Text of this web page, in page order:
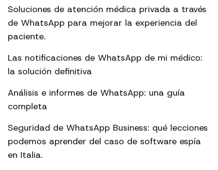
Soluciones de atención médica privada a través
de WhatsApp para mejorar la experiencia del
paciente.
Las notificaciones de WhatsApp de mi médico:
la solución definitiva
Análisis e informes de WhatsApp: una guía
completa
Seguridad de WhatsApp Business: qué lecciones
podemos aprender del caso de software espía
en Italia.